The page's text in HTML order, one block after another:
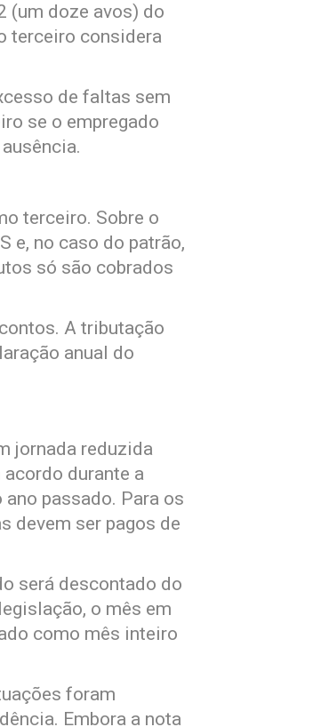
(um doze avos) do
terceiro considera
de faltas sem
se o empregado
terceiro. Sobre o
e, no caso do patrão,
só são cobrados
A tributação
anual do
jornada reduzida
durante a
passado. Para os
devem ser pagos de
será descontado do
o mês em
como mês inteiro
foram
Embora a nota